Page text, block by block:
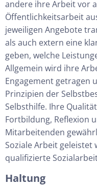
andere ihre Arbeit vor
Öffentlichkeitsarbeit
jeweiligen Angebote
als auch extern eine
geben, welche
Allgemein wird ihre
Engagement getragen
Prinzipien der
Selbsthilfe. Ihre
Fortbildung, Reflexion
Mitarbeitenden
Soziale Arbeit
qualifizierte
Haltung